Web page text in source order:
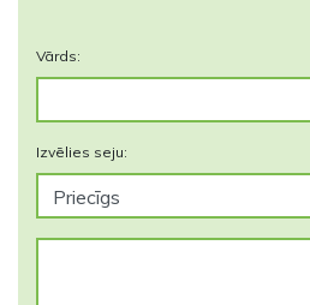
Vārds:
Izvēlies seju: